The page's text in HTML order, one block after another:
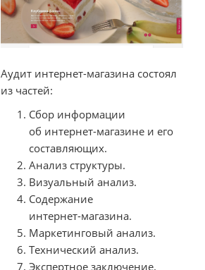
Аудит интернет-магазина состоял
из частей:
Сбор информации
об интернет-магазине и его
составляющих.
Анализ структуры.
Визуальный анализ.
Содержание
интернет-магазина.
Маркетинговый анализ.
Технический анализ.
Экспертное заключение.